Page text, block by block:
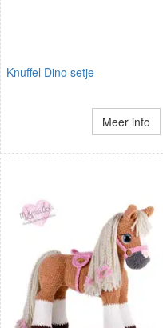
Knuffel Dino setje
Meer info